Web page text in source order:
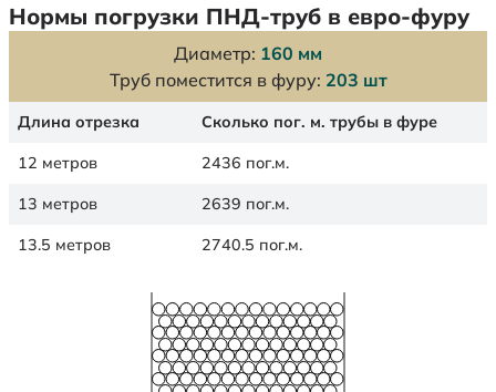
Нормы погрузки ПНД-труб в евро-фуру
Диаметр: 160 мм
Труб поместится в фуру: 203 шт
Длина отрезка Сколько пог. м. трубы в фуре
12 метров 2436 пог.м.
13 метров 2639 пог.м.
13.5 метров 2740.5 пог.м.